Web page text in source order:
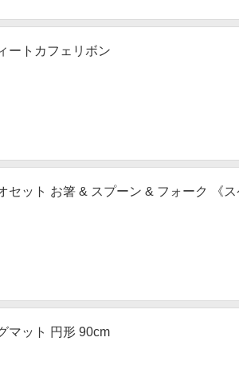
ートカフェリボン
ット お箸 & スプーン & フォーク 《ス
マット 円形 90cm